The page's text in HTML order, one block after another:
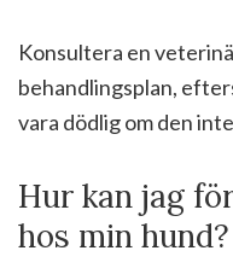
Konsultera en
behandlingsplan,
vara dödlig om den
Hur kan jag
hos min hund?